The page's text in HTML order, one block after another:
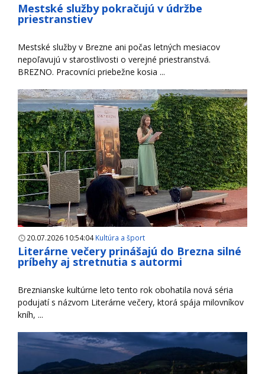
Mestské služby pokračujú v údržbe
priestranstiev
Mestské služby v Brezne ani počas letných mesiacov
nepoľavujú v starostlivosti o verejné priestranstvá.
BREZNO. Pracovníci priebežne kosia ...
20.07.2026 10:54:04Kultúra a šport
Literárne večery prinášajú do Brezna silné
príbehy aj stretnutia s autormi
Breznianske kultúrne leto tento rok obohatila nová séria
podujatí s názvom Literárne večery, ktorá spája milovníkov
kníh, ...